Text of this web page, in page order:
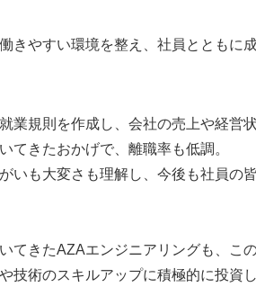
きやすい環境を整え、社員とともに
業規則を作成し、会社の売上や経営
てきたおかげで、離職率も低調。
いも大変さも理解し、今後も社員の
てきたAZAエンジニアリングも、こ
技術のスキルアップに積極的に投資し